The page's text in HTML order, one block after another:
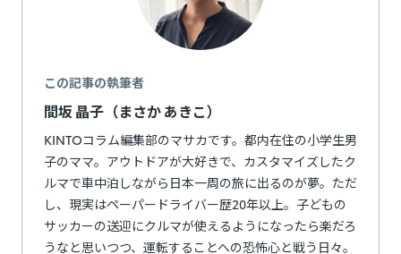
この記事の執筆者
間坂 晶子（まさか あきこ）
KINTOコラム編集部のマサカです。都内在住の小学生男
子のママ。アウトドアが大好きで、カスタマイズしたク
ルマで車中泊しながら日本一周の旅に出るのが夢。ただ
し、現実はペーパードライバー歴20年以上。子どもの
サッカーの送迎にクルマが使えるようになったら楽だろ
うなと思いつつ、運転することへの恐怖心と戦う日々。